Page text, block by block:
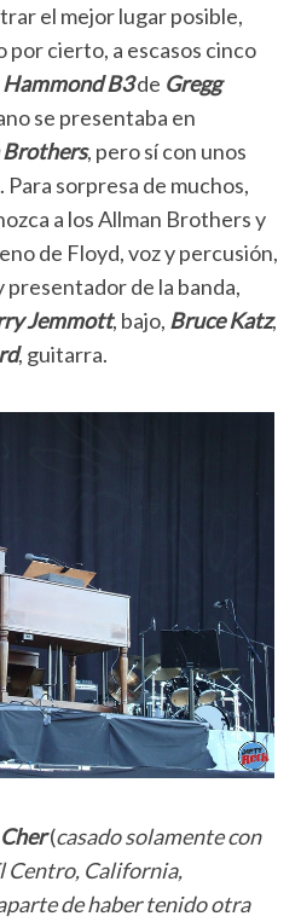
el mejor lugar posible,
por cierto, a escasos cinco
Hammond B3de Gregg
se presentaba en
, pero sí con unos
sorpresa de muchos,
a los Allman Brothers y
de Floyd, voz y percusión,
presentador de la banda,
Jemmott, bajo, Bruce Katz,
, guitarra.
Cher(casado solamente con
Centro, California,
de haber tenido otra